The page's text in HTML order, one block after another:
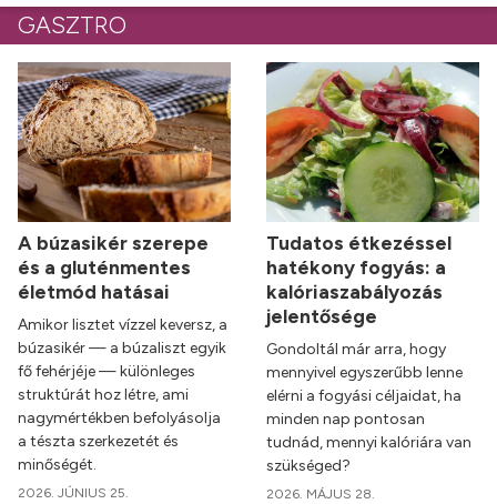
GASZTRO
A búzasikér szerepe
és a gluténmentes
életmód hatásai
Amikor lisztet vízzel keversz, a
búzasikér — a búzaliszt egyik
fő fehérjéje — különleges
struktúrát hoz létre, ami
nagymértékben befolyásolja
a tészta szerkezetét és
minőségét.
2026. JÚNIUS 25.
Tudatos étkezéssel
hatékony fogyás: a
kalóriaszabályozás
jelentősége
Gondoltál már arra, hogy
mennyivel egyszerűbb lenne
elérni a fogyási céljaidat, ha
minden nap pontosan
tudnád, mennyi kalóriára van
szükséged?
2026. MÁJUS 28.